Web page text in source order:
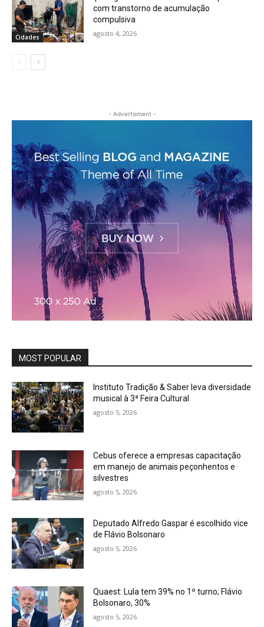
Cidades
com transtorno de acumulação
compulsiva
agosto 4, 2026
- Advertisment -
MOST POPULAR
Instituto Tradição & Saber leva diversidade
musical à 3ª Feira Cultural
agosto 5, 2026
Cebus oferece a empresas capacitação
em manejo de animais peçonhentos e
silvestres
agosto 5, 2026
Deputado Alfredo Gaspar é escolhido vice
de Flávio Bolsonaro
agosto 5, 2026
Quaest: Lula tem 39% no 1º turno; Flávio
Bolsonaro, 30%
agosto 5, 2026